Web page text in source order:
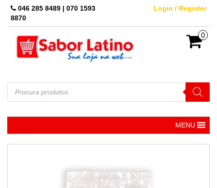
Skip
046 285 8489 | 070 1593
8870
Login / Register
0
Pesquisar
produtos
MENU